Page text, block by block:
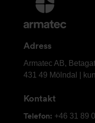
information
och
Adress
Armatec
AB
Armatec AB,
431 49 Mölndal |
Kontakt
Telefon: +46 31 89